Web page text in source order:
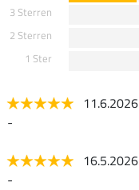
3 Sterren
2 Sterren
1 Ster
11.6.2026
-
16.5.2026
-